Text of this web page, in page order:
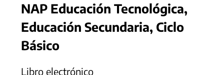
NAP Educación Tecnológica,
Educación Secundaria, Ciclo
Básico
Libro electrónico